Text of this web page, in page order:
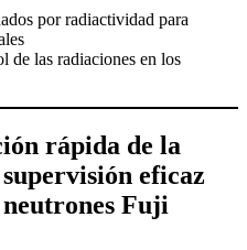
por radiactividad para
de las radiaciones en los
rápida de la
eficaz
Fuji